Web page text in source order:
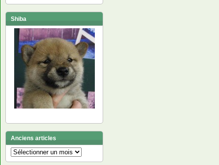
Shiba
Anciens articles
Anciens
articles